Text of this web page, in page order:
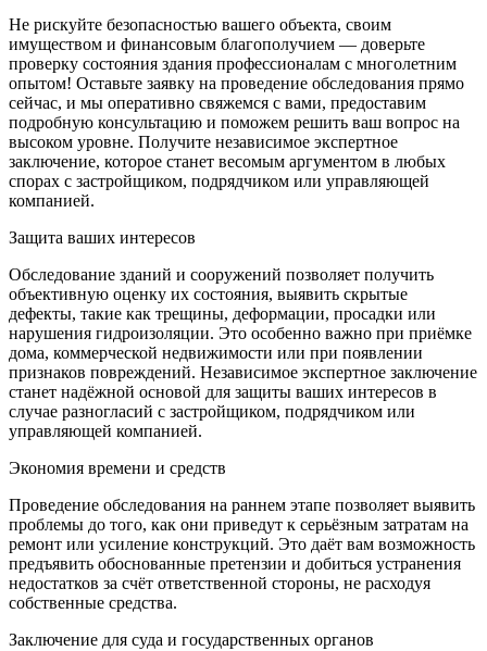
Не рискуйте безопасностью вашего объекта, своим
имуществом и финансовым благополучием — доверьте
проверку состояния здания профессионалам с многолетним
опытом! Оставьте заявку на проведение обследования прямо
сейчас, и мы оперативно свяжемся с вами, предоставим
подробную консультацию и поможем решить ваш вопрос на
высоком уровне. Получите независимое экспертное
заключение, которое станет весомым аргументом в любых
спорах с застройщиком, подрядчиком или управляющей
компанией.
Защита ваших интересов
Обследование зданий и сооружений позволяет получить
объективную оценку их состояния, выявить скрытые
дефекты, такие как трещины, деформации, просадки или
нарушения гидроизоляции. Это особенно важно при приёмке
дома, коммерческой недвижимости или при появлении
признаков повреждений. Независимое экспертное заключение
станет надёжной основой для защиты ваших интересов в
случае разногласий с застройщиком, подрядчиком или
управляющей компанией.
Экономия времени и средств
Проведение обследования на раннем этапе позволяет выявить
проблемы до того, как они приведут к серьёзным затратам на
ремонт или усиление конструкций. Это даёт вам возможность
предъявить обоснованные претензии и добиться устранения
недостатков за счёт ответственной стороны, не расходуя
собственные средства.
Заключение для суда и государственных органов